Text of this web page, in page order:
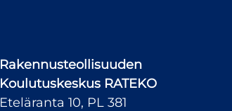
Rakennusteollisuuden
Koulutuskeskus RATEKO
Eteläranta 10, PL 381